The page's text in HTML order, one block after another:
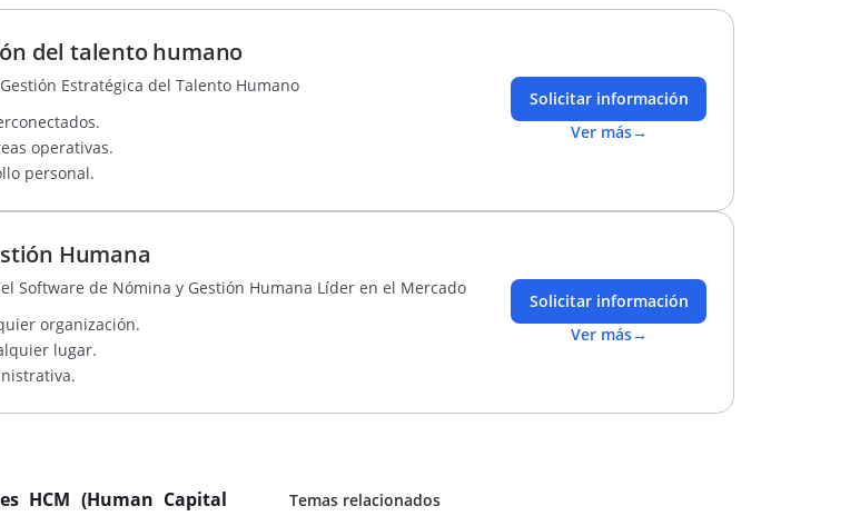
del talento humano
Estratégica del Talento Humano
operativas.
personal.
Solicitar información
Ver más→
Humana
Software de Nómina y Gestión Humana Líder en el Mercado
organización.
lugar.
Solicitar información
Ver más→
HCM (Human Capital
Temas relacionados